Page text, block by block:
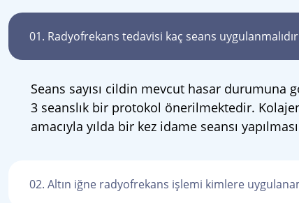
01. Radyofrekans tedavisi kaç seans uygulanmalıdır
Seans sayısı cildin mevcut hasar durumuna
3 seanslık bir protokol önerilmektedir.
amacıyla yılda bir kez idame seansı
02. Altın iğne radyofrekans işlemi kimlere